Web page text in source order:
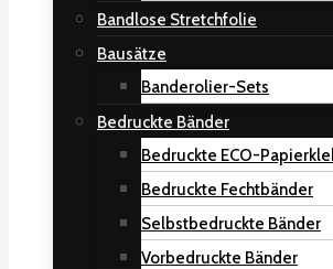
Bandlose Stretchfolie
Bausätze
Banderolier-Sets
Bedruckte Bänder
Bedruckte ECO-
Bedruckte Fechtbänder
Selbstbedruckte Bänder
Vorbedruckte Bänder